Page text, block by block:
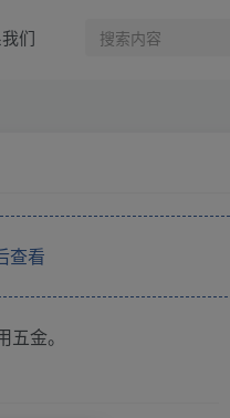
们
查看
金。